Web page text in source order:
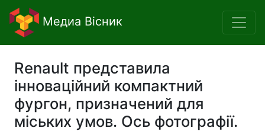
Медиа Вісник
Renault представила
інноваційний компактний
фургон, призначений для
міських умов. Ось фотографії.